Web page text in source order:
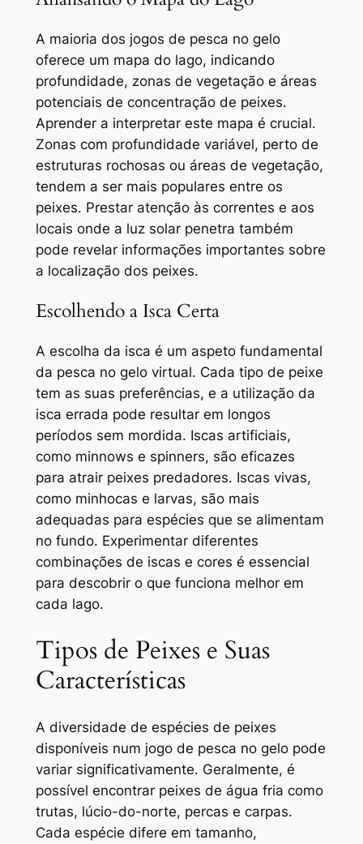
A maioria dos jogos de pesca no gelo
oferece um mapa do lago, indicando
profundidade, zonas de vegetação e áreas
potenciais de concentração de peixes.
Aprender a interpretar este mapa é crucial.
Zonas com profundidade variável, perto de
estruturas rochosas ou áreas de vegetação,
tendem a ser mais populares entre os
peixes. Prestar atenção às correntes e aos
locais onde a luz solar penetra também
pode revelar informações importantes sobre
a localização dos peixes.
Escolhendo a Isca Certa
A escolha da isca é um aspeto fundamental
da pesca no gelo virtual. Cada tipo de peixe
tem as suas preferências, e a utilização da
isca errada pode resultar em longos
períodos sem mordida. Iscas artificiais,
como minnows e spinners, são eficazes
para atrair peixes predadores. Iscas vivas,
como minhocas e larvas, são mais
adequadas para espécies que se alimentam
no fundo. Experimentar diferentes
combinações de iscas e cores é essencial
para descobrir o que funciona melhor em
cada lago.
Tipos de Peixes e Suas
Características
A diversidade de espécies de peixes
disponíveis num jogo de pesca no gelo pode
variar significativamente. Geralmente, é
possível encontrar peixes de água fria como
trutas, lúcio-do-norte, percas e carpas.
Cada espécie difere em tamanho,